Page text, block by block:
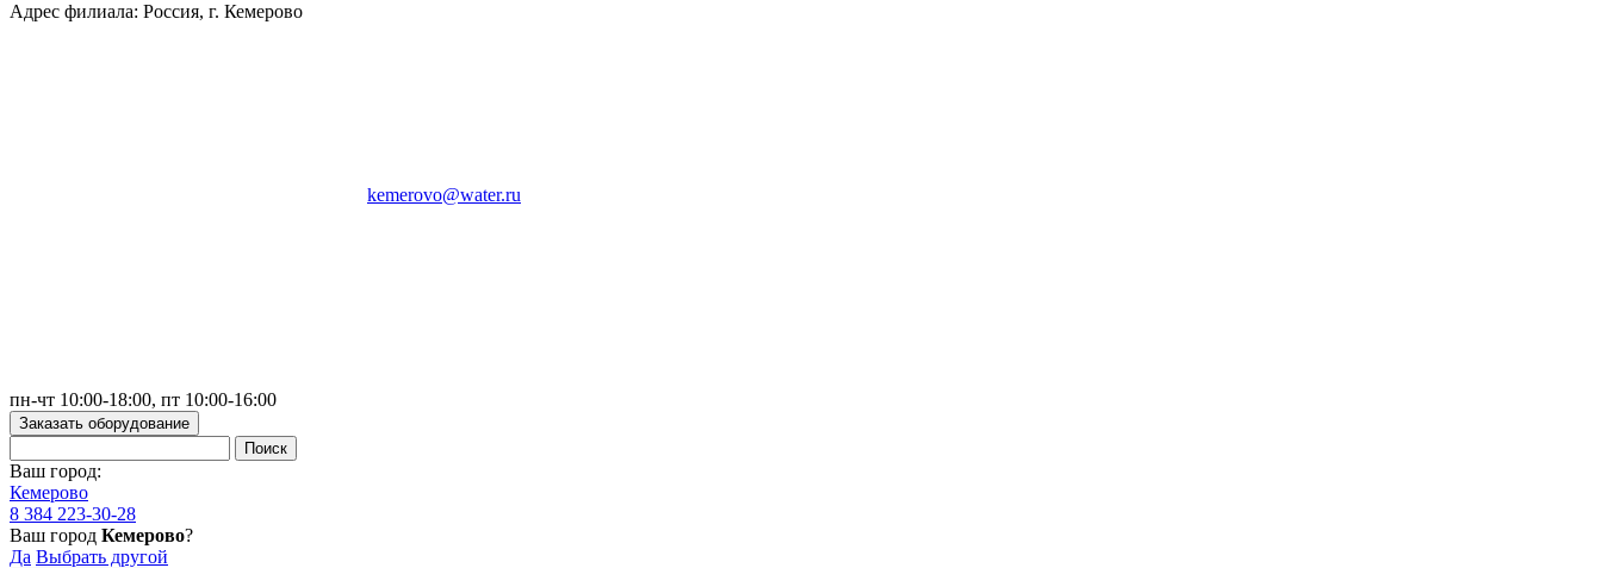
Адрес филиала: Россия, г. Кемерово
kemerovo@water.ru
пн-чт 10:00-18:00, пт 10:00-16:00
Заказать оборудование
Ваш город:
Кемерово
8 384 223-30-28
Ваш город Кемерово?
Да Выбрать другой